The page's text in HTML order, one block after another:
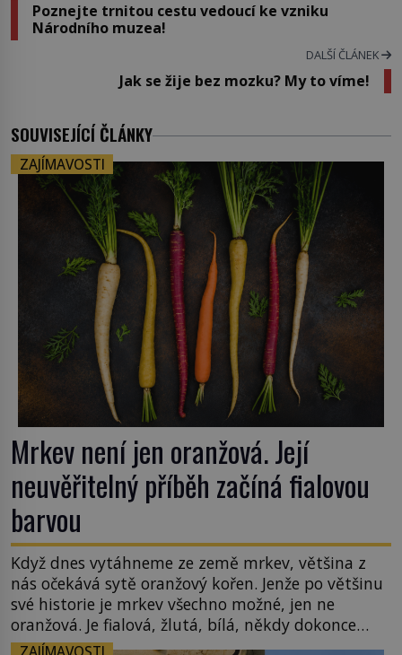
Poznejte trnitou cestu vedoucí ke vzniku
Národního muzea!
DALŠÍ ČLÁNEK
Jak se žije bez mozku? My to víme!
SOUVISEJÍCÍ ČLÁNKY
ZAJÍMAVOSTI
Mrkev není jen oranžová. Její
neuvěřitelný příběh začíná fialovou
barvou
Když dnes vytáhneme ze země mrkev, většina z
nás očekává sytě oranžový kořen. Jenže po většinu
své historie je mrkev všechno možné, jen ne
oranžová. Je fialová, žlutá, bílá, někdy dokonce
téměř černá. Až díky stovkám let pečlivého